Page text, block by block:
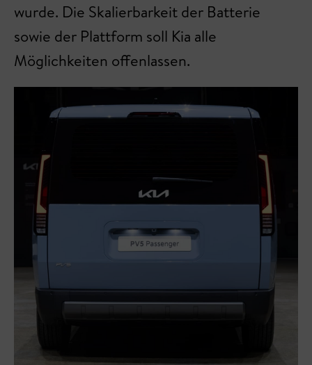
wurde. Die Skalierbarkeit der Batterie
sowie der Plattform soll Kia alle
Möglichkeiten offenlassen.